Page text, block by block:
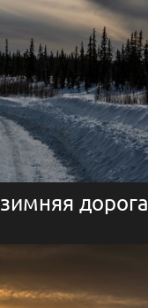
зимняя дорога